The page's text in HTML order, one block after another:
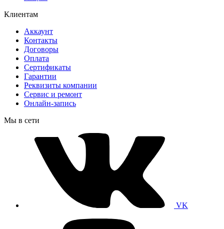
Клиентам
Аккаунт
Контакты
Договоры
Оплата
Сертификаты
Гарантии
Реквизиты компании
Сервис и ремонт
Онлайн-запись
Мы в сети
VK